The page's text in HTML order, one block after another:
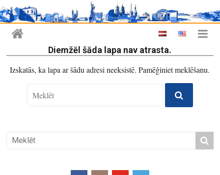
Diemžēl šāda lapa nav atrasta.
Izskatās, ka lapa ar šādu adresi neeksistē. Pamēģiniet meklēšanu.